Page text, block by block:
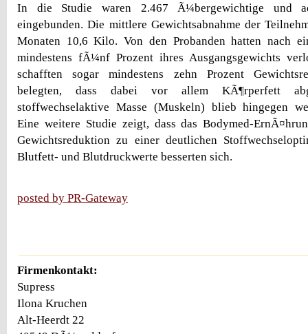
In die Studie waren 2.467 Ã¼bergewichtige und
eingebunden. Die mittlere Gewichtsabnahme der
Monaten 10,6 Kilo. Von den Probanden hatten nach
mindestens fÃ¼nf Prozent ihres Ausgangsgewichts
schafften sogar mindestens zehn Prozent
belegten, dass dabei vor allem KÃ¶rperfett
stoffwechselaktive Masse (Muskeln) blieb hingegen
Eine weitere Studie zeigt, dass das Bodymed-
Gewichtsreduktion zu einer deutlichen
Blutfett- und Blutdruckwerte besserten sich.
posted by PR-Gateway
Firmenkontakt:
Supress
Ilona Kruchen
Alt-Heerdt 22